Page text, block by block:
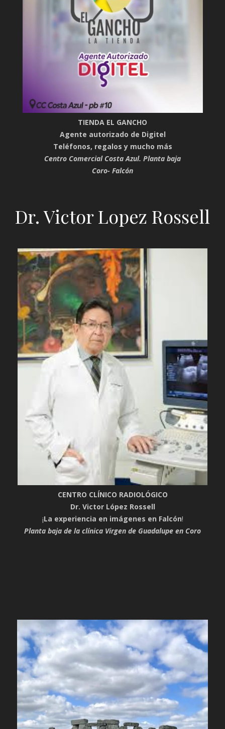
TIENDA EL GANCHO
Agente autorizado de Digitel
Teléfonos, regalos y mucho más
Centro Comercial Costa Azul. Planta baja
Coro- Falcón
Dr. Victor Lopez Rossell
CENTRO CLÍNICO RADIOLÓGICO
Dr. Victor López Rossell
¡La experiencia en imágenes en Falcón!
Planta baja de la clínica Virgen de Guadalupe en Coro